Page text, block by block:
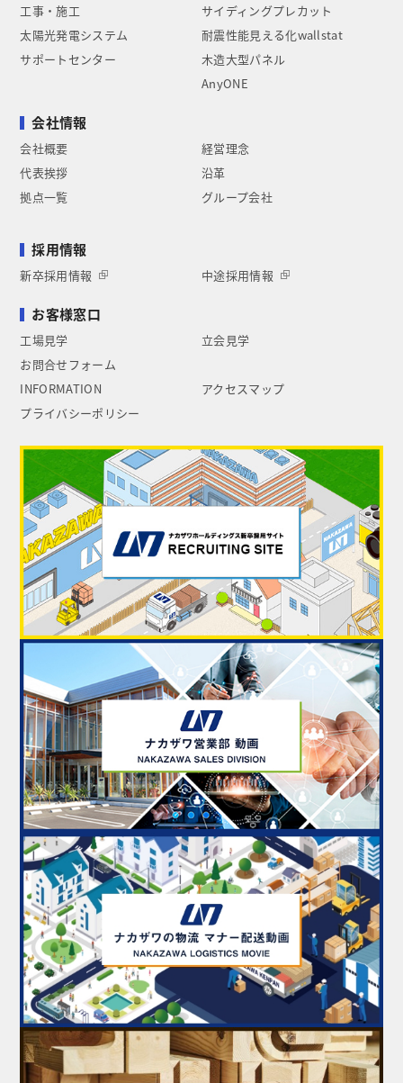
工事・施工
太陽光発電システム
サポートセンター
サイディングプレカット
耐震性能見える化wallstat
木造大型パネル
AnyONE
会社情報
会社概要
経営理念
代表挨拶
沿革
拠点一覧
グループ会社
採用情報
新卒採用情報 中途採用情報
お客様窓口
工場見学
立会見学
お問合せフォーム
INFORMATION
アクセスマップ
プライバシーポリシー